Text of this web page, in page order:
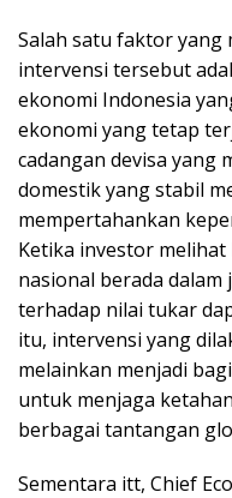
Salah satu faktor
intervensi tersebut
ekonomi Indonesia
ekonomi yang tetap
cadangan devisa yang
domestik yang stabil
mempertahankan
Ketika investor
nasional berada
terhadap nilai tukar
itu, intervensi yang
melainkan menjadi
untuk menjaga
berbagai tantangan
Sementara itt, Chief